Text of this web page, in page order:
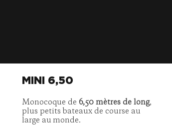
MINI 6,50
Monocoque de 6,50 mètres de long,
plus petits bateaux de course au
large au monde.